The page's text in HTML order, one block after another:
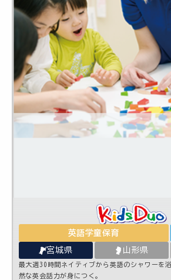
英語学童保育
宮城県 山形県
最大週30時間ネイティブから英語のシャワーを
然な英会話力が身につく。